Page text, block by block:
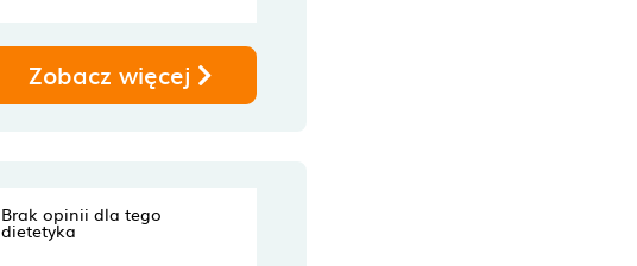
Zobacz więcej
Brak opinii dla tego
dietetyka